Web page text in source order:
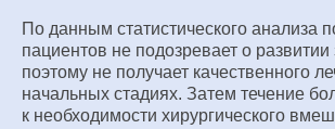
По данным статистического анализа
пациентов не подозревает о
поэтому не получает качественного
начальных стадиях. Затем течение
к необходимости хирургического